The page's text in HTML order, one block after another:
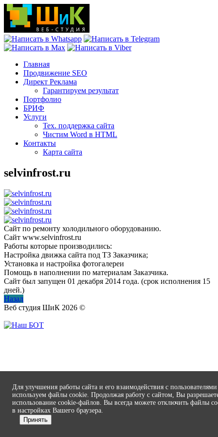
Главная
Продвижение SEO
Директ Реклама
Гарантируем результат
Портфолио
БРИФ
Услуги
Тех. поддержка сайта
Чистим Word в HTML
Контакты
Карта сайта
selvinfrost.ru
Сайт по ремонту холодильного оборудованию.
Сайт www.selvinfrost.ru
Работы которые производились:
Настройка движка сайта под ТЗ Заказчика;
Установка и настройка фотогалереи
Помощь в наполнении по материалам Заказчика.
Сайт был запущен 01 декабря 2014 года. (срок исполнения 15
дней.)
Назад
Веб студия ШиК 2026 ©
Для улучшения работы сайта и его взаимодействия с
используем файлы cookie. Продолжая работу с сайтом, Вы
использование cookie-файлов. Вы всегда можете отключить файлы
в настройках Вашего браузера.
Принять